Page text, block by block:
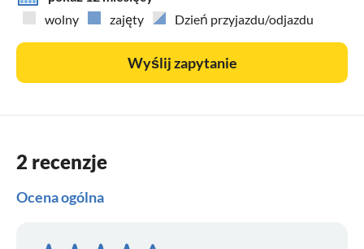
wolny
zajęty Dzień przyjazdu/odjazdu
Wyślij zapytanie
2 recenzje
Ocena ogólna